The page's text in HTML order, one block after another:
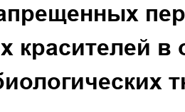
красителей в